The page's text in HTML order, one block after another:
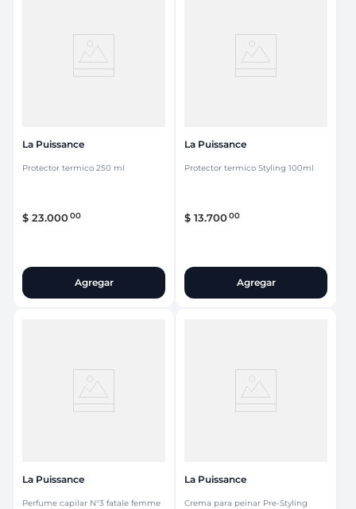
La Puissance
Protector termico 250 ml
$ 23.00000
Agregar
La Puissance
Protector termico Styling 100ml
$ 13.70000
Agregar
La Puissance
Perfume capilar N°3 fatale femme
La Puissance
Crema para peinar Pre-Styling